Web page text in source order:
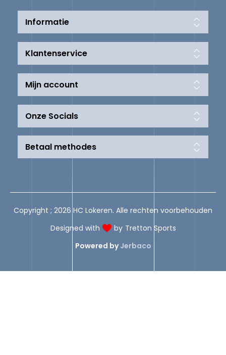
Informatie
Klantenservice
Mijn account
Onze Socials
Betaal methodes
Copyright ; 2026 HC Lokeren. Alle rechten voorbehouden
Designed with
by Tretton Sports
Powered byJerbaco